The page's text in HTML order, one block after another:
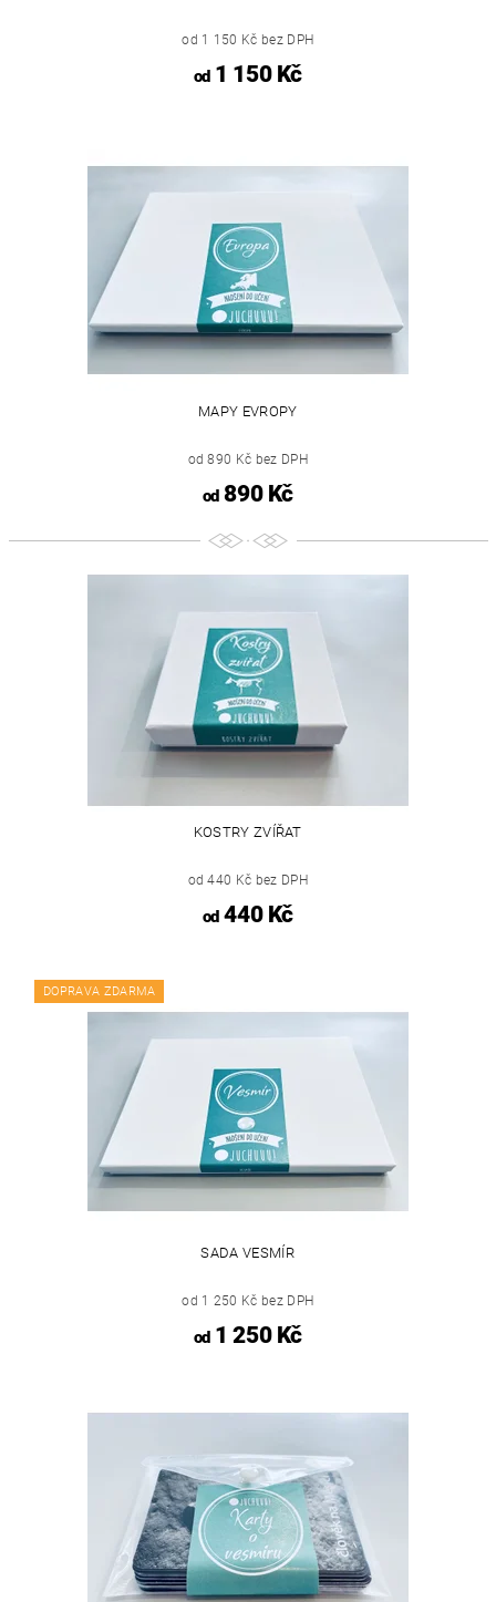
od 1 150 Kč bez DPH
od1 150 Kč
MAPY EVROPY
od 890 Kč bez DPH
od890 Kč
KOSTRY ZVÍŘAT
od 440 Kč bez DPH
od440 Kč
DOPRAVA ZDARMA
SADA VESMÍR
od 1 250 Kč bez DPH
od1 250 Kč